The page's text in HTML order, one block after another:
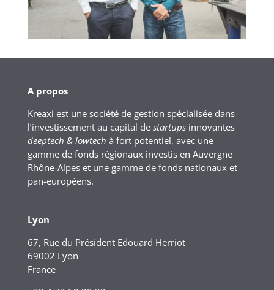
A propos
Kreaxi est une société de gestion spécialisée dans
l’investissement au capital de startupsinnovantes
deeptech & lowtech à fort potentiel, avec une
gamme de fonds régionaux investis en Auvergne
Rhône-Alpes et une gamme de fonds nationaux et
pan-européens.
Lyon
67, Rue du Président Edouard Herriot
69002 Lyon
France